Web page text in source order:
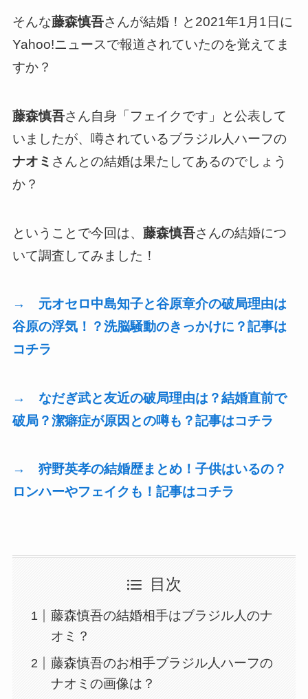
そんな藤森慎吾さんが結婚！と2021年1月1日に
Yahoo!ニュースで報道されていたのを覚えてま
すか？
藤森慎吾さん自身「フェイクです」と公表して
いましたが、噂されているブラジル人ハーフの
ナオミ さんとの結婚は果たしてあるのでしょう
か？
ということで今回は、 藤森慎吾さんの結婚につ
いて調査してみました！
→ 元オセロ中島知子と谷原章介の破局理由は
谷原の浮気！？洗脳騒動のきっかけに？記事は
コチラ
→ なだぎ武と友近の破局理由は？結婚直前で
破局？潔癖症が原因との噂も？記事はコチラ
→ 狩野英孝の結婚歴まとめ！子供はいるの？
ロンハーやフェイクも！記事はコチラ
目次
藤森慎吾の結婚相手はブラジル人のナ
オミ？
藤森慎吾のお相手ブラジル人ハーフの
ナオミの画像は？